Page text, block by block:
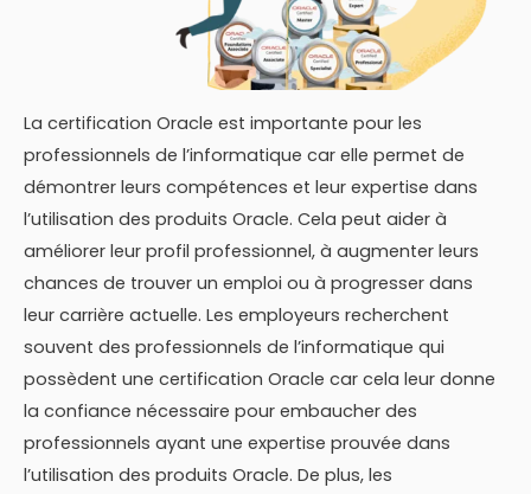
La certification Oracle est importante pour les
professionnels de l’informatique car elle permet de
démontrer leurs compétences et leur expertise dans
l’utilisation des produits Oracle. Cela peut aider à
améliorer leur profil professionnel, à augmenter leurs
chances de trouver un emploi ou à progresser dans
leur carrière actuelle. Les employeurs recherchent
souvent des professionnels de l’informatique qui
possèdent une certification Oracle car cela leur donne
la confiance nécessaire pour embaucher des
professionnels ayant une expertise prouvée dans
l’utilisation des produits Oracle. De plus, les